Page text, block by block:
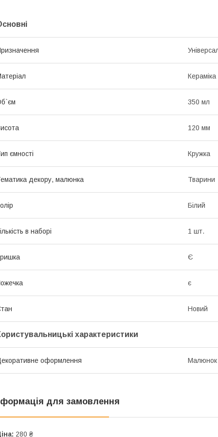
Кераміка
350 мл
120 мм
ємності Кружка
декору, малюнка Тварини
Білий
в наборі 1 шт.
Є
є
Новий
характеристики
оформлення Малюнок
для замовлення
280 ₴